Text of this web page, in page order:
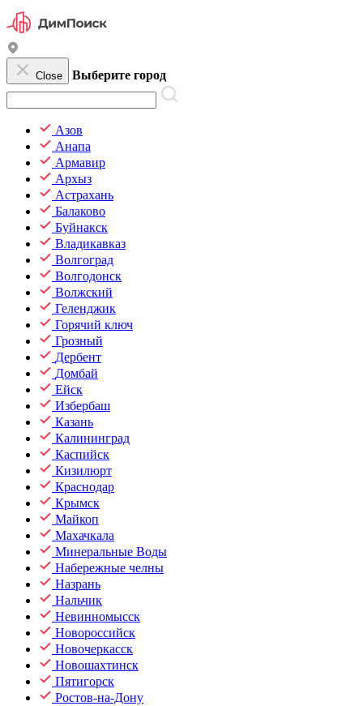
Close Выберите город
Азов
Анапа
Армавир
Архыз
Астрахань
Балаково
Буйнакск
Владикавказ
Волгоград
Волгодонск
Волжский
Геленджик
Горячий ключ
Грозный
Дербент
Домбай
Ейск
Избербаш
Казань
Калининград
Каспийск
Кизилюрт
Краснодар
Крымск
Майкоп
Махачкала
Минеральные Воды
Набережные челны
Назрань
Нальчик
Невинномысск
Новороссийск
Новочеркасск
Новошахтинск
Пятигорск
Ростов-на-Дону